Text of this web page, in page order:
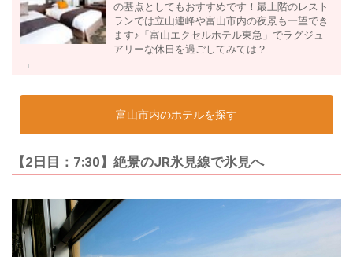
の基点としてもおすすめです！最上階のレスト
ランでは立山連峰や富山市内の夜景も一望でき
ます♪「富山エクセルホテル東急」でラグジュ
アリーな休日を過ごしてみては？
富山市内のホテルを探す
【2日目：7:30】絶景のJR氷見線で氷見へ